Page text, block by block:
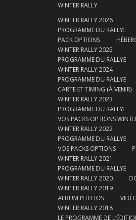
WINTER RALLY
WINTER RALLY 2026
PROGRAMME DU RALLYE
PACK OPTIONS
WINTER RALLY 2025
PROGRAMME DU RALLYE
WINTER RALLY 2024
PROGRAMME DU RALLYE
CARTE ET TIMING (À VENIR)
WINTER RALLY 2023
PROGRAMME DU RALLYE
VOS PACKS OPTIONS
WINTER RALLY 2022
PROGRAMME DU RALLYE
VOS PACKS OPTIONS
WINTER RALLY 2021
PROGRAMME DU RALLYE
WINTER RALLY 2020
WINTER RALLY 2019
ALBUM PHOTOS
WINTER RALLY 2018
LE PROGRAMME DE